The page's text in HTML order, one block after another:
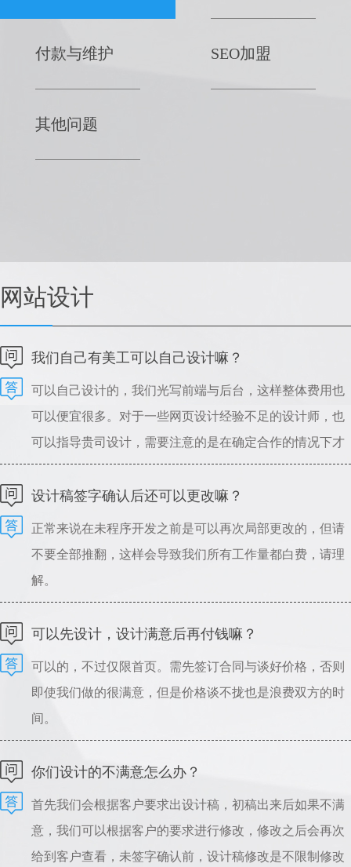
付款与维护 SEO加盟
其他问题
网站设计
我们自己有美工可以自己设计嘛？
可以自己设计的，我们光写前端与后台，这样整体费用也
可以便宜很多。对于一些网页设计经验不足的设计师，也
可以指导贵司设计，需要注意的是在确定合作的情况下才
可以指导设计，请理解。
设计稿签字确认后还可以更改嘛？
正常来说在未程序开发之前是可以再次局部更改的，但请
不要全部推翻，这样会导致我们所有工作量都白费，请理
解。
可以先设计，设计满意后再付钱嘛？
可以的，不过仅限首页。需先签订合同与谈好价格，否则
即使我们做的很满意，但是价格谈不拢也是浪费双方的时
间。
你们设计的不满意怎么办？
首先我们会根据客户要求出设计稿，初稿出来后如果不满
意，我们可以根据客户的要求进行修改，修改之后会再次
给到客户查看，未签字确认前，设计稿修改是不限制修改